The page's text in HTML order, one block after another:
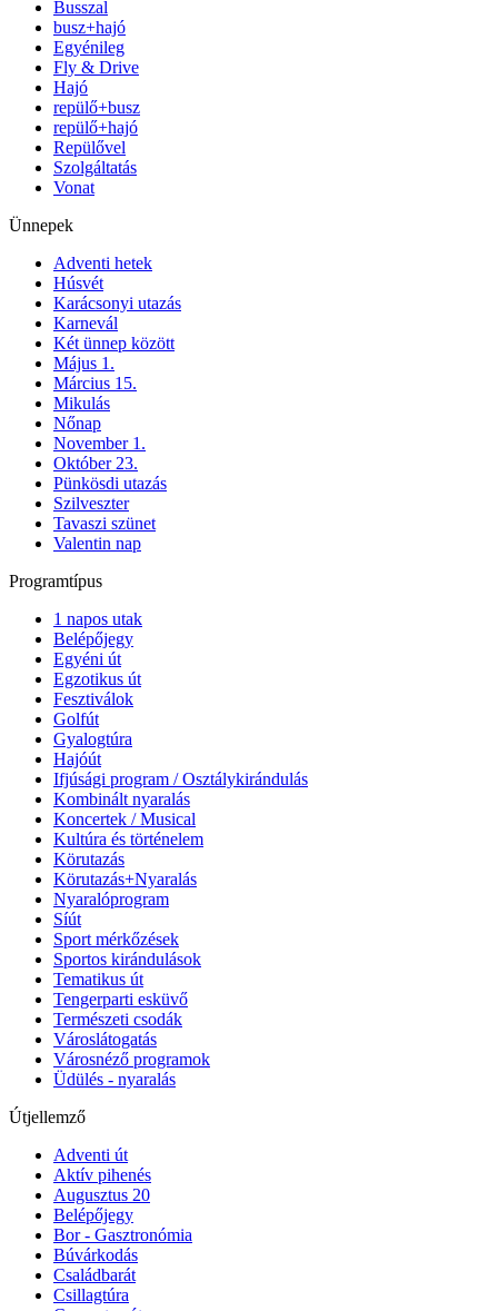
Busszal
busz+hajó
Egyénileg
Fly & Drive
Hajó
repülő+busz
repülő+hajó
Repülővel
Szolgáltatás
Vonat
Ünnepek
Adventi hetek
Húsvét
Karácsonyi utazás
Karnevál
Két ünnep között
Május 1.
Március 15.
Mikulás
Nőnap
November 1.
Október 23.
Pünkösdi utazás
Szilveszter
Tavaszi szünet
Valentin nap
Programtípus
1 napos utak
Belépőjegy
Egyéni út
Egzotikus út
Fesztiválok
Golfút
Gyalogtúra
Hajóút
Ifjúsági program / Osztálykirándulás
Kombinált nyaralás
Koncertek / Musical
Kultúra és történelem
Körutazás
Körutazás+Nyaralás
Nyaralóprogram
Síút
Sport mérkőzések
Sportos kirándulások
Tematikus út
Tengerparti esküvő
Természeti csodák
Városlátogatás
Városnéző programok
Üdülés - nyaralás
Útjellemző
Adventi út
Aktív pihenés
Augusztus 20
Belépőjegy
Bor - Gasztronómia
Búvárkodás
Családbarát
Csillagtúra